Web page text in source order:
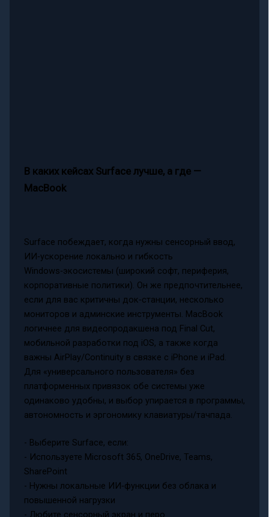
В каких кейсах Surface лучше, а где —
MacBook
Surface побеждает, когда нужны сенсорный ввод,
ИИ‑ускорение локально и гибкость
Windows‑экосистемы (широкий софт, периферия,
корпоративные политики). Он же предпочтительнее,
если для вас критичны док‑станции, несколько
мониторов и админские инструменты. MacBook
логичнее для видеопродакшена под Final Cut,
мобильной разработки под iOS, а также когда
важны AirPlay/Continuity в связке с iPhone и iPad.
Для «универсального пользователя» без
платформенных привязок обе системы уже
одинаково удобны, и выбор упирается в программы,
автономность и эргономику клавиатуры/тачпада.
- Выберите Surface, если:
- Используете Microsoft 365, OneDrive, Teams,
SharePoint
- Нужны локальные ИИ‑функции без облака и
повышенной нагрузки
- Любите сенсорный экран и перо